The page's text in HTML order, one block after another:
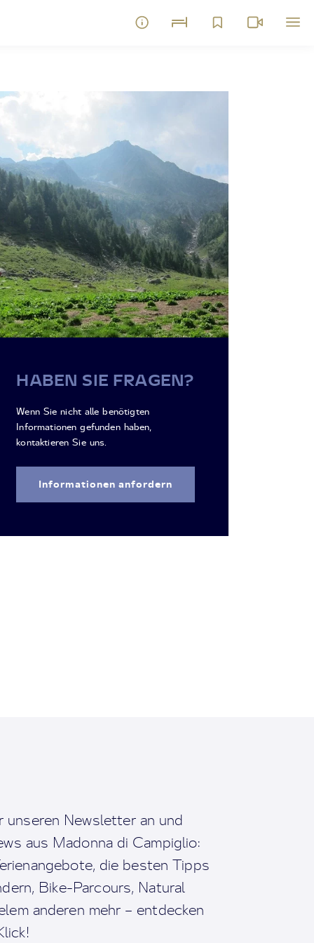
HABEN SIE FRAGEN?
Wenn Sie nicht alle benötigten
Informationen gefunden haben,
kontaktieren Sie uns.
Informationen anfordern
unseren Newsletter an und
aus Madonna di Campiglio:
die besten Tipps
Bike-Parcours, Natural
anderen mehr – entdecken